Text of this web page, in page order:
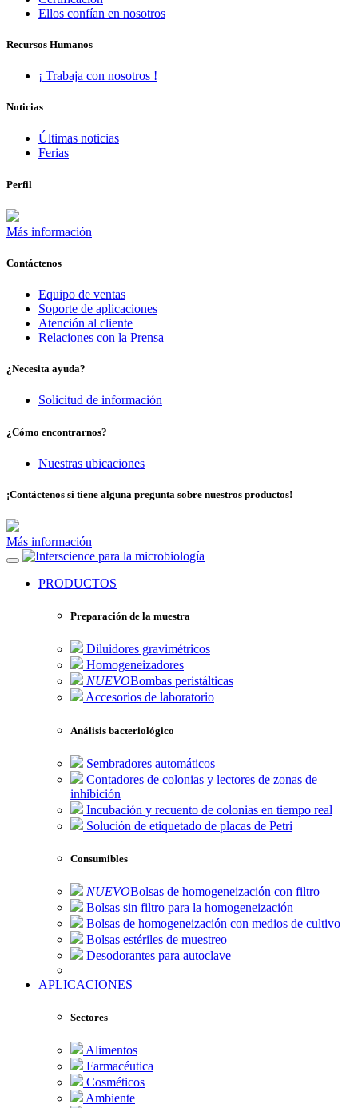
Ellos confían en nosotros
Recursos Humanos
¡ Trabaja con nosotros !
Noticias
Últimas noticias
Ferias
Perfil
Más información
Contáctenos
Equipo de ventas
Soporte de aplicaciones
Atención al cliente
Relaciones con la Prensa
¿Necesita ayuda?
Solicitud de información
¿Cómo encontrarnos?
Nuestras ubicaciones
¡Contáctenos si tiene alguna pregunta sobre nuestros productos!
Más información
para la microbiología
PRODUCTOS
Preparación de la muestra
Diluidores gravimétricos
Homogeneizadores
NUEVOBombas peristálticas
Accesorios de laboratorio
Análisis bacteriológico
Sembradores automáticos
Contadores de colonias y lectores de zonas de
inhibición
Incubación y recuento de colonias en tiempo real
Solución de etiquetado de placas de Petri
Consumibles
NUEVOBolsas de homogeneización con filtro
Bolsas sin filtro para la homogeneización
Bolsas de homogeneización con medios de cultivo
Bolsas estériles de muestreo
Desodorantes para autoclave
APLICACIONES
Sectores
Alimentos
Farmacéutica
Cosméticos
Ambiente